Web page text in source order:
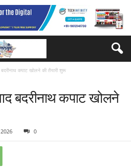
बदरीनाथ कपाट खोलने की तैयारी शुरू
बदरीनाथ कपाट खोलने
0